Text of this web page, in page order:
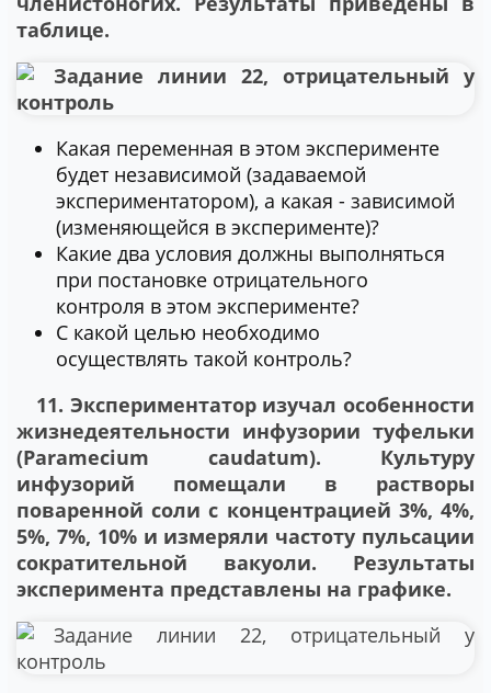
таблице.
Какая переменная в этом эксперименте
будет независимой (задаваемой
экспериментатором), а какая - зависимой
(изменяющейся в эксперименте)?
Какие два условия должны выполняться
при постановке отрицательного
контроля в этом эксперименте?
С какой целью необходимо
осуществлять такой контроль?
11. Экспериментатор изучал особенности
жизнедеятельности инфузории туфельки
(Paramecium caudatum). Культуру
инфузорий помещали в растворы
поваренной соли с концентрацией 3%, 4%,
5%, 7%, 10% и измеряли частоту пульсации
сократительной вакуоли. Результаты
эксперимента представлены на графике.